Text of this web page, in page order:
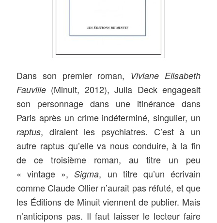
Dans son premier roman, Viviane Elisabeth
Fauville (Minuit, 2012), Julia Deck engageait
son personnage dans une itinérance dans
Paris après un crime indéterminé, singulier, un
raptus, diraient les psychiatres. C’est à un
autre raptus qu’elle va nous conduire, à la fin
de ce troisième roman, au titre un peu
« vintage »,Sigma, un titre qu’un écrivain
comme Claude Ollier n’aurait pas réfuté, et que
les Éditions de Minuit viennent de publier. Mais
n’anticipons pas. Il faut laisser le lecteur faire